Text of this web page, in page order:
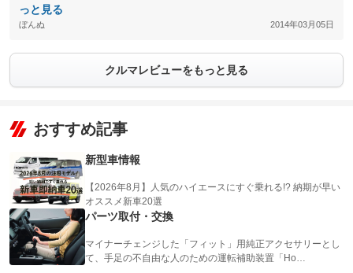
っと見る
ぼんぬ 2014年03月05日
クルマレビューをもっと見る
おすすめ記事
新型車情報
【2026年8月】人気のハイエースにすぐ乗れる!? 納期が早い
オススメ新車20選
パーツ取付・交換
マイナーチェンジした「フィット」用純正アクセサリーとし
て、手足の不自由な人のための運転補助装置「Ho…